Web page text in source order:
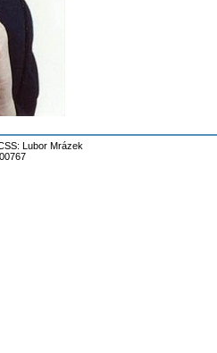
: Lubor Mrázek